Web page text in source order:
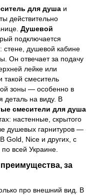
для душа и
действительно
Душевой
подключается
стене, душевой кабине
Он отвечает за подачу
лейке или
такой смеситель
зоны — особенно в
деталь на виду. В
смесители для душа
настенные, скрытого
душевых гарнитуров —
Gold, Nice и других, с
всей Украине.
за
про внешний вид. В